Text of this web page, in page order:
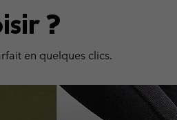
?
en quelques clics.